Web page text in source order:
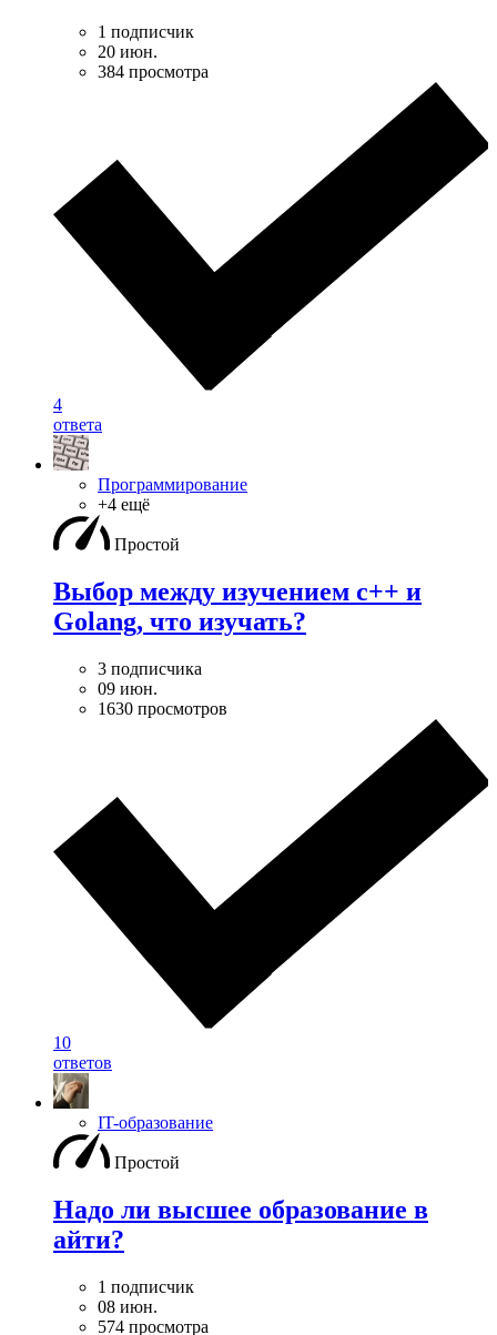
1 подписчик
20 июн.
384 просмотра
4
ответа
Программирование
+4 ещё
Простой
Выбор между изучением c++ и
Golang, что изучать?
3 подписчика
09 июн.
1630 просмотров
10
ответов
IT-образование
Простой
Надо ли высшее образование в
айти?
1 подписчик
08 июн.
574 просмотра